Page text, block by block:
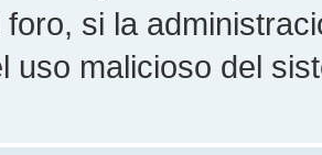
si la
uso malicioso del